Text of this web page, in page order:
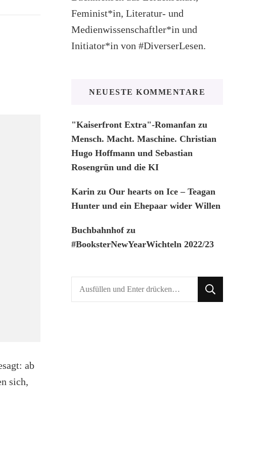
ab
sich,
Feminist*in, Literatur- und
Medienwissenschaftler*in und
Initiator*in von #DiverserLesen.
NEUESTE KOMMENTARE
"Kaiserfront Extra"-Romanfan zu
Mensch. Macht. Maschine. Christian
Hugo Hoffmann und Sebastian
Rosengrün und die KI
Karin zu Our hearts on Ice – Teagan
Hunter und ein Ehepaar wider Willen
Buchbahnhofzu
#BooksterNewYearWichteln 2022/23
Suchst
du